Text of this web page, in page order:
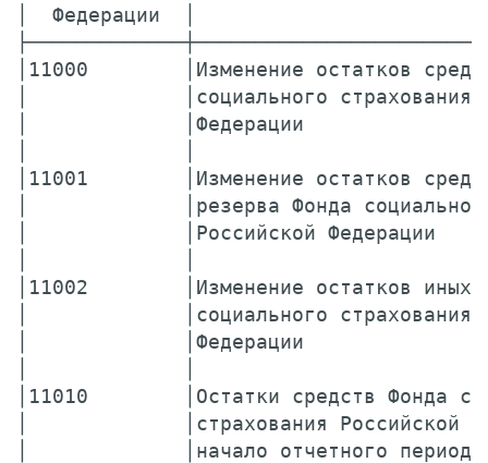
│  Федерации  │
│11000        │Изменение остатков
│             │социального
│             │Федерации
│11001        │Изменение остатков
│             │резерва Фонда
│             │Российской
│11002        │Изменение остатков
│             │социального
│             │Федерации
│11010        │Остатки средств
│             │страхования
│             │начало отчетного